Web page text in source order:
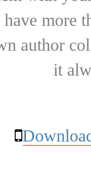
more
author
it